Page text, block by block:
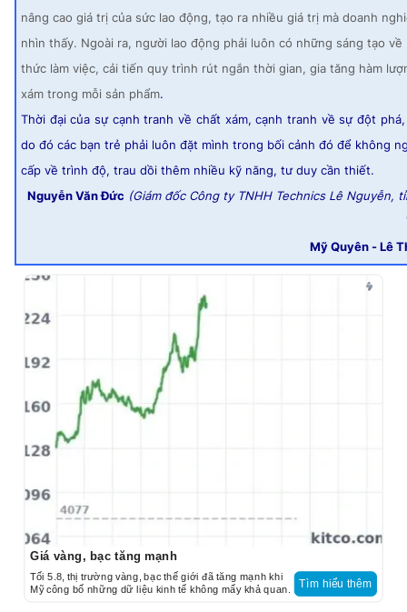
nâng cao giá trị của sức lao động, tạo ra nhiều giá trị mà doanh
nhìn thấy. Ngoài ra, người lao động phải luôn có những sáng tạo về
thức làm việc, cải tiến quy trình rút ngắn thời gian, gia tăng hàm
xám trong mỗi sản phẩm.
Thời đại của sự cạnh tranh về chất xám, cạnh tranh về sự đột
do đó các bạn trẻ phải luôn đặt mình trong bối cảnh đó để không
cấp về trình độ, trau dồi thêm nhiều kỹ năng, tư duy cần thiết.
Nguyễn Văn Đức (Giám đốc Công ty TNHH Technics Lê Nguyễn,
Mỹ Quyên - Lê
Giá vàng, bạc tăng mạnh
Tối 5.8, thị trường vàng, bạc thế giới đã tăng mạnh khi
Mỹ công bố những dữ liệu kinh tế không mấy khả quan.
Tìm hiểu thêm